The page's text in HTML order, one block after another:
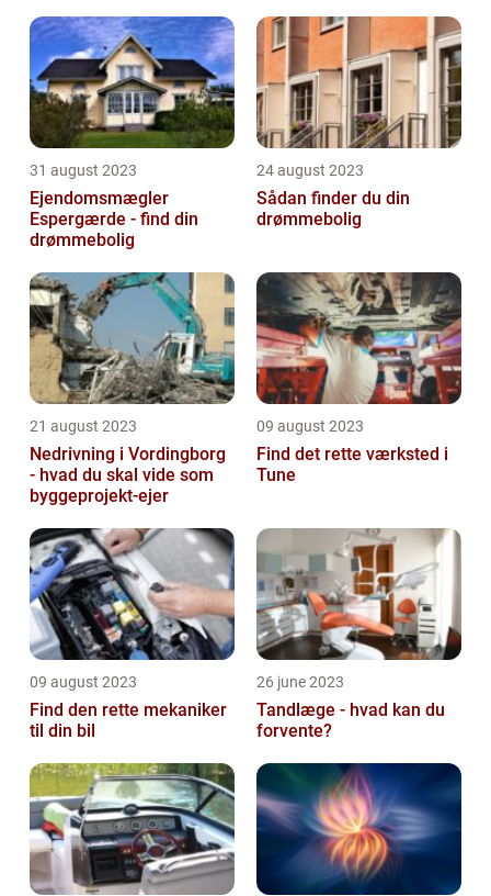
31 august 2023
Ejendomsmægler
Espergærde - find din
drømmebolig
24 august 2023
Sådan finder du din
drømmebolig
21 august 2023
Nedrivning i Vordingborg
- hvad du skal vide som
byggeprojekt-ejer
09 august 2023
Find det rette værksted i
Tune
09 august 2023
Find den rette mekaniker
til din bil
26 june 2023
Tandlæge - hvad kan du
forvente?